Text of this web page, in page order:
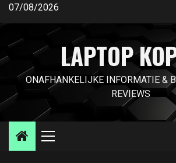
Ga
inhoud
07/08/2026
LAPTOP
ONAFHANKELIJKE INFORMATIE &
REVIEWS
Primair